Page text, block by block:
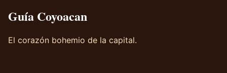
Guía Coyoacan
El corazón bohemio de la capital.